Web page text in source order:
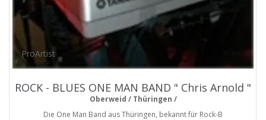
ProArtist
ROCK - BLUES ONE MAN BAND " Chris Arnold "
Oberweid / Thüringen /
Die One Man Band aus Thüringen, bekannt für Rock-B